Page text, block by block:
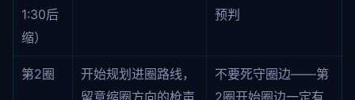
1:30后
缩）
预判
第2圈
开始规划进圈路线，
留意缩圈方向的枪声
不要死守圈边——第
2圈开始圈边一定有